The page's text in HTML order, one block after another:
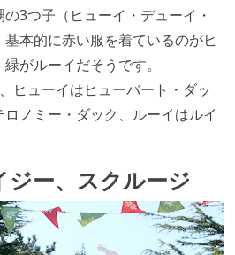
3つ子（ヒューイ・デューイ・
本的に赤い服を着ているのがヒ
がルーイだそうです。
ヒューイはヒューバート・ダッ
ノミー・ダック、ルーイはルイ
ジー、スクルージ